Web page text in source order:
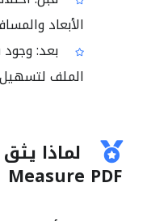
الأبعاد
بعد:
الملف
لماذا
Measure PDF